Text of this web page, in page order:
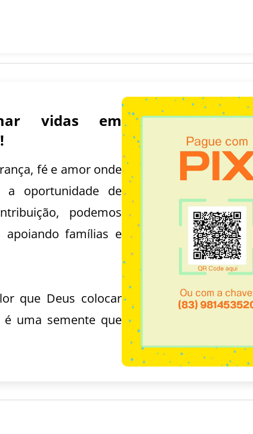
vidas em
fé e amor onde
a oportunidade de
podemos
apoiando famílias e
que Deus colocar
é uma semente que